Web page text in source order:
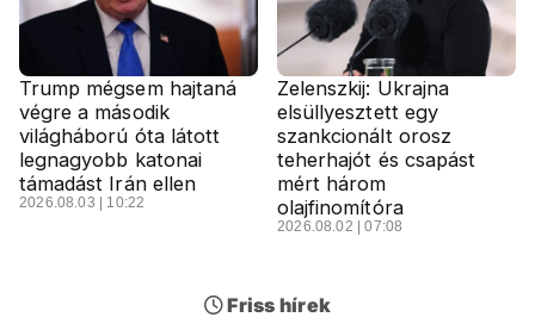
Trump mégsem hajtaná
végre a második
világháború óta látott
legnagyobb katonai
támadást Irán ellen
2026.08.03 | 10:22
Zelenszkij: Ukrajna
elsüllyesztett egy
szankcionált orosz
teherhajót és csapást
mért három
olajfinomítóra
2026.08.02 | 07:08
Friss hírek